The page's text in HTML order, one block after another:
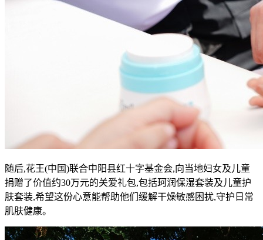
随后,花王(中国)联合中阳县红十字基金会,向当地妇女及儿童
捐赠了价值约30万元的关爱礼包,包括珂润保湿套装及儿童护
肤套装,希望这份心意能帮助他们缓解干燥敏感困扰,守护日常
肌肤健康。